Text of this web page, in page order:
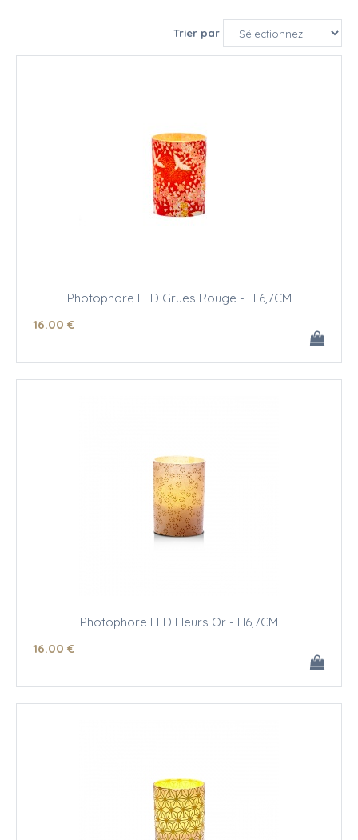
Trier par
Photophore LED Grues Rouge - H 6,7CM
16.00 €
Photophore LED Fleurs Or - H6,7CM
16.00 €